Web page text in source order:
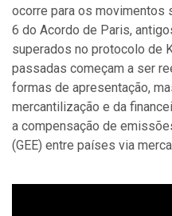
ocorre para os movimentos
6 do Acordo de Paris,
superados no protocolo de
passadas começam a ser
formas de apresentação,
mercantilização e da
a compensação de
(GEE) entre países via